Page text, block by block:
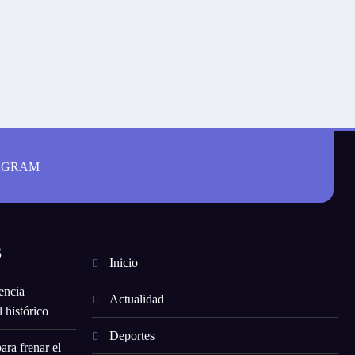
histórico
frenar el
Inicio
Actualidad
Deportes